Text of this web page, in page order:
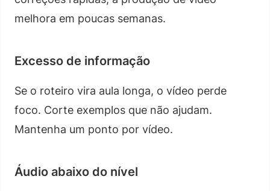
melhora em poucas semanas.
Excesso de informação
Se o roteiro vira aula longa, o vídeo perde
foco. Corte exemplos que não ajudam.
Mantenha um ponto por vídeo.
Áudio abaixo do nível